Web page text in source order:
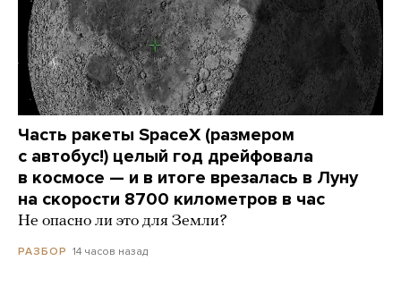
Часть ракеты SpaceX (размером
с автобус!) целый год дрейфовала
в космосе — и в итоге врезалась в Луну
на скорости 8700 километров в час
Не опасно ли это для Земли?
РАЗБОР 14 часов назад